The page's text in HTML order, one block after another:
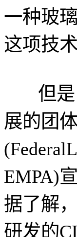
一种玻
这项技
但是，
展的团
EMPA)
据了解
研发的